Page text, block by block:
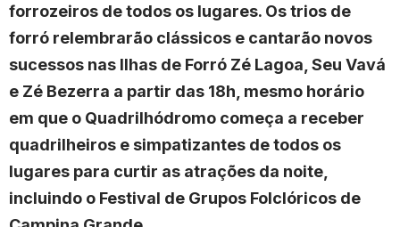
forrozeiros de todos os lugares. Os trios de
forró relembrarão clássicos e cantarão novos
sucessos nas Ilhas de Forró Zé Lagoa, Seu Vavá
e Zé Bezerra a partir das 18h, mesmo horário
em que o Quadrilhódromo começa a receber
quadrilheiros e simpatizantes de todos os
lugares para curtir as atrações da noite,
incluindo o Festival de Grupos Folclóricos de